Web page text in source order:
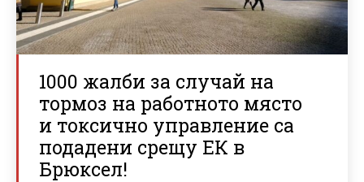
1000 жалби за случай на
тормоз на работното място
и токсично управление са
подадени срещу ЕК в
Брюксел!